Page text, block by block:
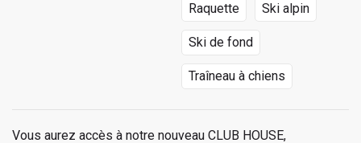
Raquette Ski alpin
Ski de fond
Traîneau à chiens
Vous aurez accès à notre nouveau CLUB HOUSE,